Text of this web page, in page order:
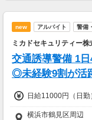
new アルバイト 警備
ミカドセキュリティー
交通誘導警備 1
◎未経験9割が活
日給11000円（日勤
横浜市鶴見区周辺